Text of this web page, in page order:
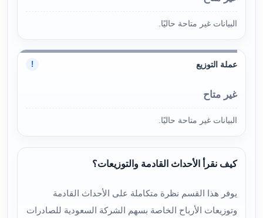
البيانات غير متاحة حاليًا.
عملة التوزيع !
غير متاح
البيانات غير متاحة حاليًا.
كيف نقرأ الأحداث القادمة والتوزيعات؟
يوفر هذا القسم نظرة متكاملة على الأحداث القادمة
وتوزيعات الأرباح الخاصة بسهم الشركة السعودية للصادرات